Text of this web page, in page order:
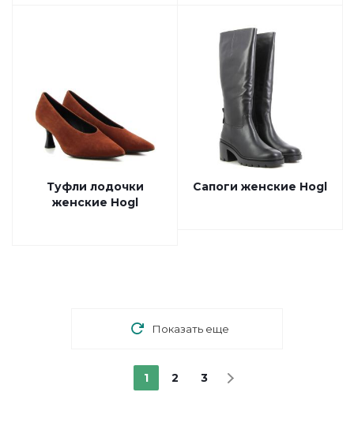
Туфли лодочки
женские Hogl
Сапоги женские Hogl
Показать еще
1 2 3